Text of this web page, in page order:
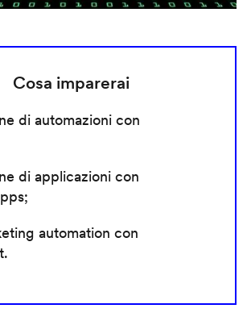
Cosa imparerai
di automazioni con
di applicazioni con
automation con